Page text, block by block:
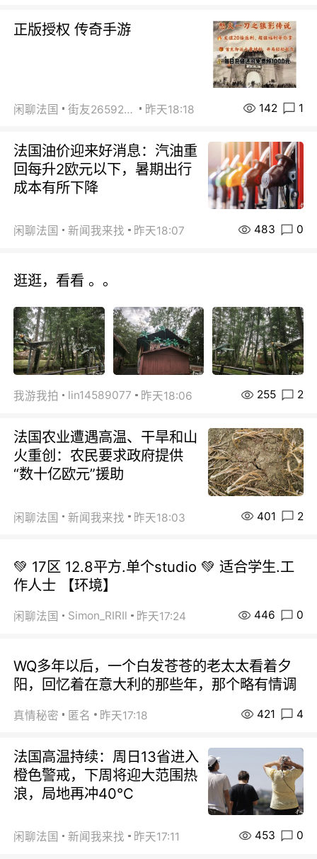
正版授权 传奇手游
闲聊法国 街友26592800 昨天18:18 142 1
法国油价迎来好消息：汽油重
回每升2欧元以下，暑期出行
成本有所下降
闲聊法国 新闻我来找 昨天18:07 483 0
逛逛，看看 。。
我游我拍 lin14589077 昨天18:06 255 2
法国农业遭遇高温、干旱和山
火重创：农民要求政府提供
“数十亿欧元”援助
闲聊法国 新闻我来找 昨天18:03 401 2
💚 17区 12.8平方.单个studio 💚 适合学生.工
作人士 【环境】
闲聊法国 Simon_RIRIl 昨天17:24 446 0
WQ多年以后，一个白发苍苍的老太太看着夕
阳，回忆着在意大利的那些年，那个略有情调
真情秘密 匿名 昨天17:18 421 4
法国高温持续：周日13省进入
橙色警戒，下周将迎大范围热
浪，局地再冲40℃
闲聊法国 新闻我来找 昨天17:11 453 0